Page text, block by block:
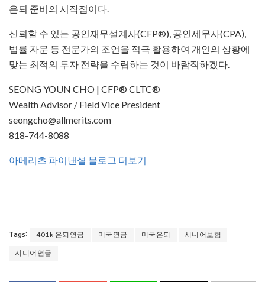
은퇴 준비의 시작점이다.
신뢰할 수 있는 공인재무설계사(CFP®), 공인세무사(CPA),
법률 자문 등 전문가의 조언을 적극 활용하여 개인의 상황에
맞는 최적의 투자 전략을 수립하는 것이 바람직하겠다.
SEONG YOUN CHO | CFP® CLTC®
Wealth Advisor / Field Vice President
seongcho@allmerits.com
818-744-8088
아메리츠 파이낸셜 블로그 더보기
Tags: 401k 은퇴연금 미국연금 미국은퇴 시니어보험
시니어연금